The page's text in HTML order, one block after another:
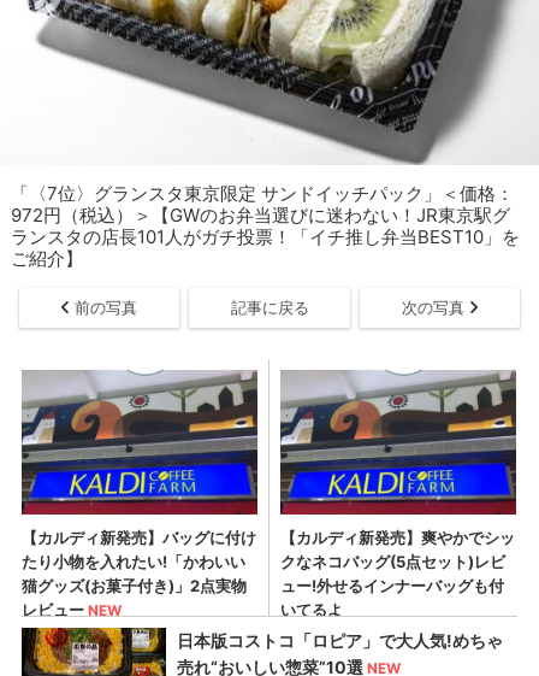
「〈7位〉グランスタ東京限定 サンドイッチパック」＜価格：
972円（税込）＞【GWのお弁当選びに迷わない！JR東京駅グ
ランスタの店長101人がガチ投票！「イチ推し弁当BEST10」を
ご紹介】
前の写真 記事に戻る 次の写真